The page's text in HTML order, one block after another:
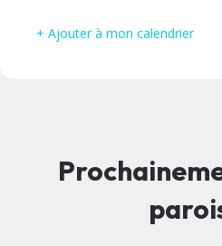
+ Ajouter à mon calendrier